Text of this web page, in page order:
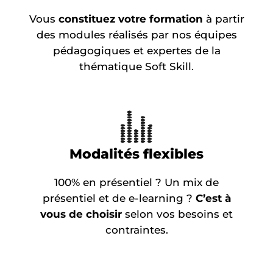
Vous constituez votre formation à partir
des modules réalisés par nos équipes
pédagogiques et expertes de la
thématique Soft Skill.
Modalités flexibles
100% en présentiel ? Un mix de
présentiel et de e-learning ? C’est à
vous de choisir selon vos besoins et
contraintes.